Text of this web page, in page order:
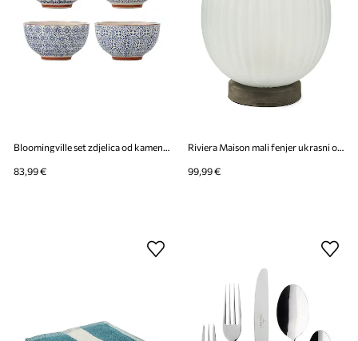
Bloomingville set zdjelica od kamenine 13,5 x 7,5 cm
83,99 €
Riviera Maison mali fenjer ukrasni od stakla 27 x 36 cm
99,99 €